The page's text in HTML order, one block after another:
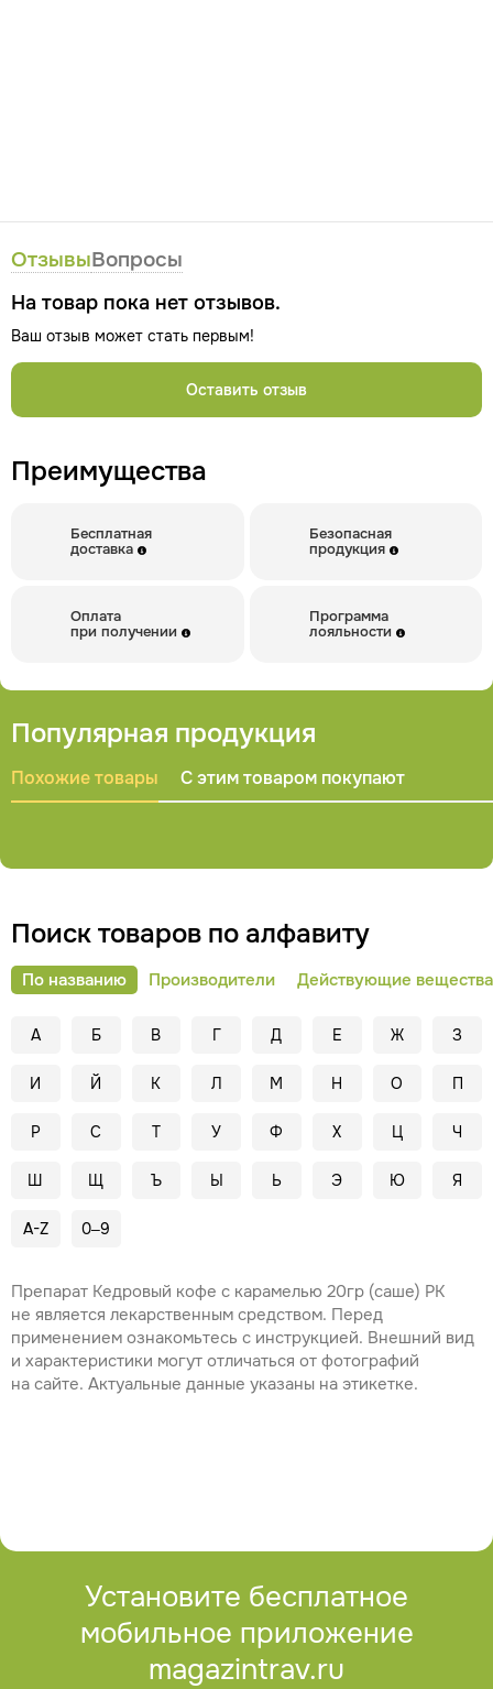
ОтзывыВопросы
На товар пока нет отзывов.
Ваш отзыв может стать первым!
Оставить отзыв
Преимущества
Бесплатная
доставка
Безопасная
продукция
Оплата
при получении
Программа
лояльности
Популярная продукция
Похожие товары С этим товаром покупают
Поиск товаров по алфавиту
По названию Производители Действующие вещества
А Б В Г Д Е Ж З
И Й К Л М Н О П
Р С Т У Ф Х Ц Ч
Ш Щ Ъ Ы Ь Э Ю Я
A-Z 0–9
Препарат Кедровый кофе с карамелью 20гр (саше) РК
не является лекарственным средством. Перед
применением ознакомьтесь с инструкцией. Внешний вид
и характеристики могут отличаться от фотографий
на сайте. Актуальные данные указаны на этикетке.
Установите бесплатное
мобильное приложение
magazintrav.ru